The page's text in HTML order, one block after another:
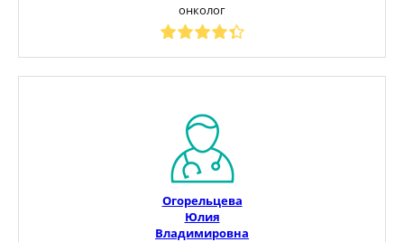
онколог
Огорельцева
Юлия
Владимировна